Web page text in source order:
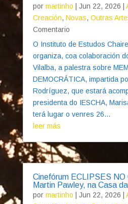
por martinho Jun 22, 2026
Creación, Novas, Outras
Comentario
O Instituto de Estudos
organiza, coa colaboración
Vilalba, a palestra sobre
DEMOCRÁTICA, impartida
Rodríguez, que estará
presidenta do IESCHA,
terá lugar o venres 26...
leer más
Cinefórum ECLIPSES
Martin Pawley, na Casa
por martinho Jun 22, 2026